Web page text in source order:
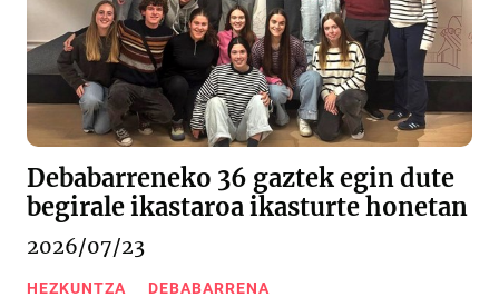
Debabarreneko 36 gaztek egin dute
begirale ikastaroa ikasturte honetan
2026/07/23
HEZKUNTZA DEBABARRENA